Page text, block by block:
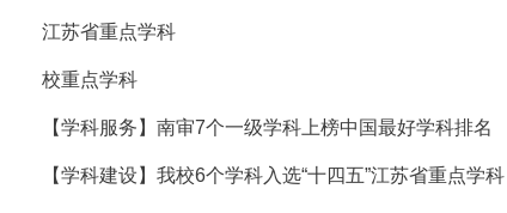
江苏省重点学科
校重点学科
【学科服务】南审7个一级学科上榜中国最好学科排名
【学科建设】我校6个学科入选“十四五”江苏省重点学科